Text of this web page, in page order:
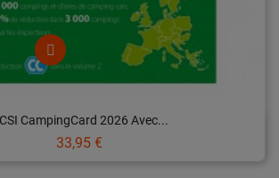
CampingCard 2026 Avec...
Prix
33,95 €